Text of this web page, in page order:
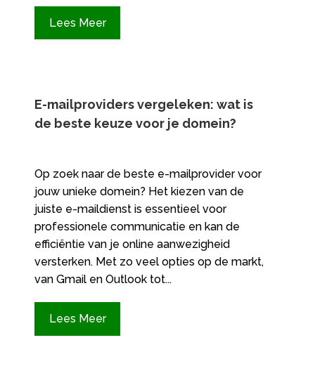
Lees Meer
E-mailproviders vergeleken: wat is
de beste keuze voor je domein?
Op zoek naar de beste e-mailprovider voor
jouw unieke domein? Het kiezen van de
juiste e-maildienst is essentieel voor
professionele communicatie en kan de
efficiëntie van je online aanwezigheid
versterken. Met zo veel opties op de markt,
van Gmail en Outlook tot...
Lees Meer